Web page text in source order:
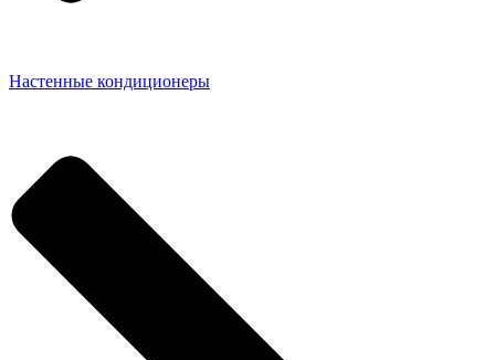
Настенные кондиционеры